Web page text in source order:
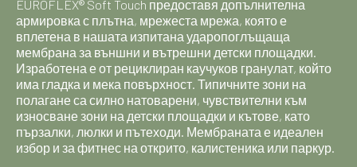
EUROFLEX® Soft Touch предоставя допълнителна
армировка с плътна, мрежеста мрежа, която е
вплетена в нашата изпитана ударопоглъщаща
мембрана за външни и вътрешни детски площадки.
Изработена е от рециклиран каучуков гранулат, който
има гладка и мека повърхност. Типичните зони на
полагане са силно натоварени, чувствителни към
износване зони на детски площадки и кътове, като
пързалки, люлки и пътеходи. Мембраната е идеален
избор и за фитнес на открито, калистеника или паркур.